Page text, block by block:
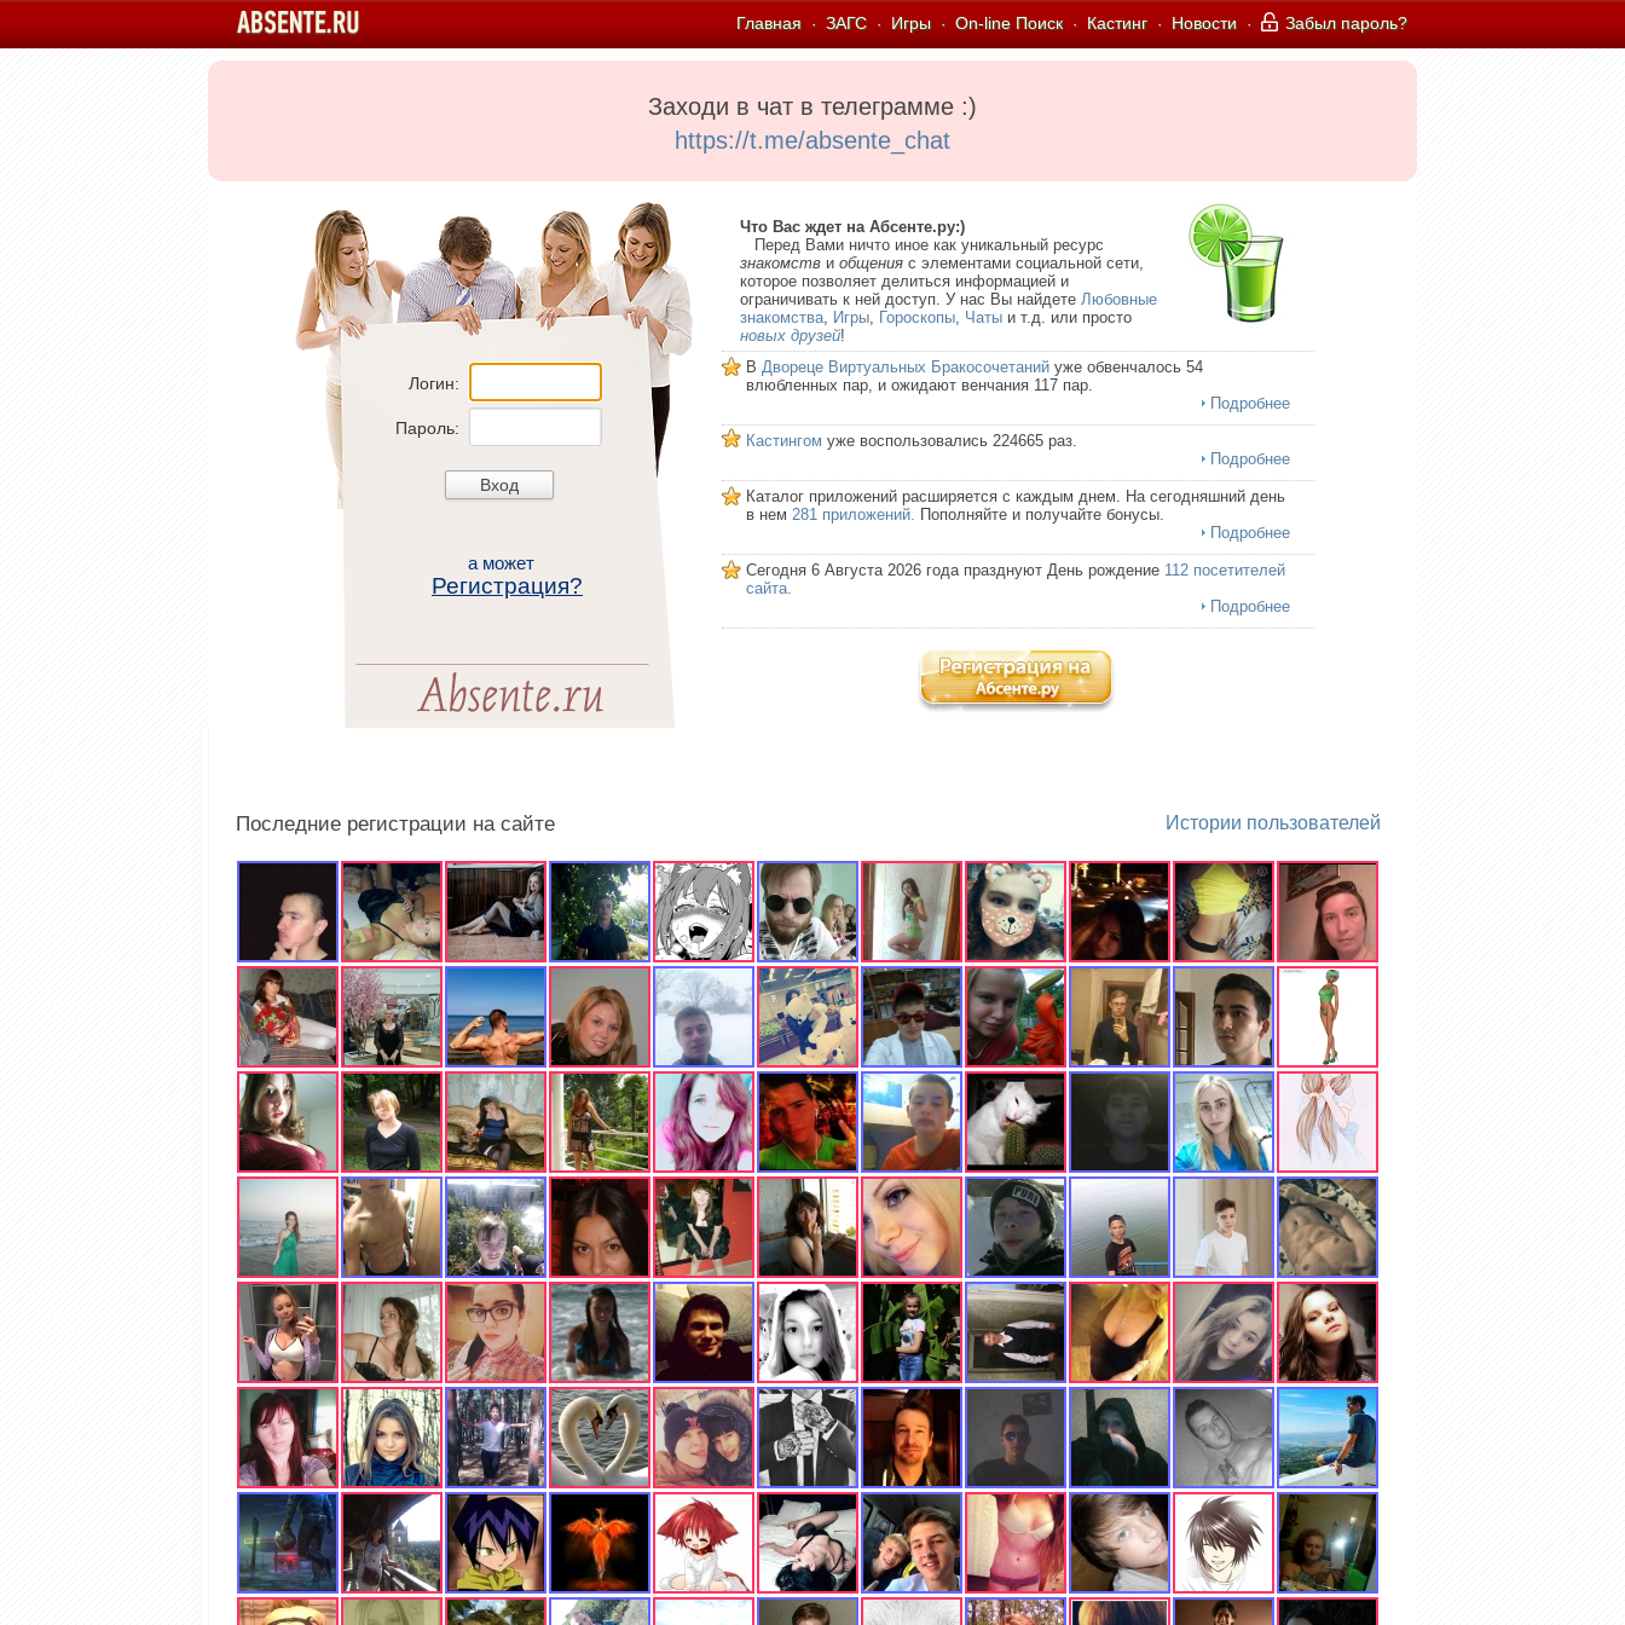
Главная · ЗАГС · Игры · On-line Поиск · Кастинг · Новости · Забыл пароль?
Заходи в чат в телеграмме :)
https://t.me/absente_chat
Логин:
Пароль:
а может
Регистрация?
Что Вас ждет на Абсенте.ру:)
Перед Вами ничто иное как уникальный ресурс
знакомств и общения с элементами социальной сети,
которое позволяет делиться информацией и
ограничивать к ней доступ. У нас Вы найдете Любовные
знакомства, Игры, Гороскопы, Чаты и т.д. или просто
новых друзей!
В Двореце Виртуальных Бракосочетаний уже обвенчалось 54
влюбленных пар, и ожидают венчания 117 пар.
Подробнее
Кастингом уже воспользовались 224665 раз.
Подробнее
Каталог приложений расширяется с каждым днем. На сегодняшний день
в нем 281 приложений. Пополняйте и получайте бонусы.
Подробнее
Сегодня 6 Августа 2026 года празднуют День рождение 112 посетителей
сайта.
Подробнее
Последние регистрации на сайте Истории пользователей